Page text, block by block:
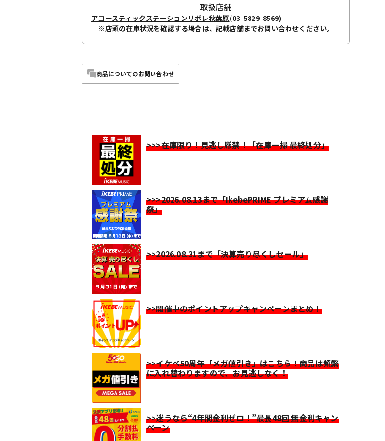
取扱店舗
アコースティックステーションリボレ秋葉原(03-5829-8569)
※店頭の在庫状況を確認する場合は、記載店舗までお問い合わせください。
商品についてのお問い合わせ
>>>在庫限り！見逃し厳禁！「在庫一掃 最終処分」
>>>2026.08.13まで「IkebePRIME プレミアム感謝
祭」
>>2026.08.31まで「決算売り尽くしセール」
>>開催中のポイントアップキャンペーンまとめ！
>>イケベ50周年「メガ値引き」はこちら！商品は頻繁
に入れ替わりますので、お見逃しなく！
>>迷うなら“4年間金利ゼロ！”最長48回 無金利キャン
ペーン